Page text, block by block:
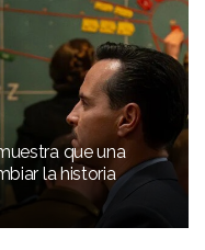
que una
la historia